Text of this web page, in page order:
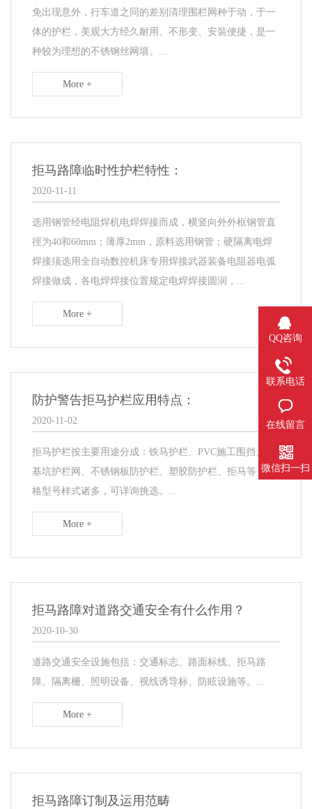
免出现意外，行车道之同的差别清理围栏网种于动，于一
体的护栏，美观大方经久耐用、不形变、安裝便捷，是一
种较为理想的不锈钢丝网墙。...
More +
拒马路障临时性护栏特性：
2020-11-11
选用钢管经电阻焊机电焊焊接而成，横竖向外外框钢管直
徑为40和60mm；薄厚2mm，原料选用钢管；硬隔离电焊
焊接须选用全自动数控机床专用焊接武器装备电阻器电弧
焊接做成，各电焊焊接位置规定电焊焊接圆润，...
More +
防护警告拒马护栏应用特点：
2020-11-02
拒马护栏按主要用途分成：铁马护栏、PVC施工围挡、深
基坑护栏网、不锈钢板防护栏、塑胶防护栏、拒马等，规
格型号样式诸多，可详询挑选。...
More +
拒马路障对道路交通安全有什么作用？
2020-10-30
道路交通安全设施包括：交通标志、路面标线、拒马路
障、隔离栅、照明设备、视线诱导标、防眩设施等。...
More +
拒马路障订制及运用范畴
QQ咨询
联系电话
在线留言
微信扫一扫